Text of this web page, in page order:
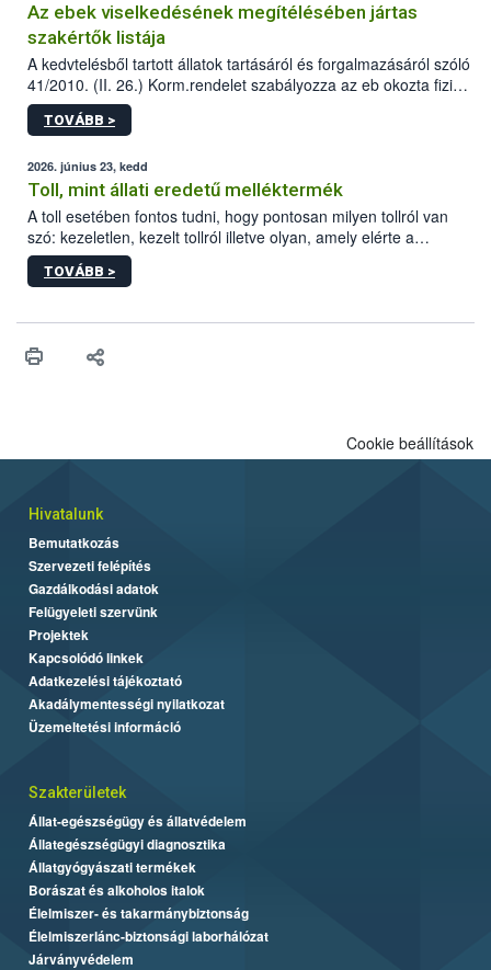
Az ebek viselkedésének megítélésében jártas
szakértők listája
A kedvtelésből tartott állatok tartásáról és forgalmazásáról szóló
41/2010. (II. 26.) Korm.rendelet szabályozza az eb okozta fizikai
sérülés, illetve ennek veszélye keletkezésekor felmerülő
hatósági feladatokat, valamint a veszélyes eb tartását és annak
vonni az ebek viselkedésének megítélésében jártas szakértőt.
TOVÁBB >
2026. június 23, kedd
Toll, mint állati eredetű melléktermék
A toll esetében fontos tudni, hogy pontosan milyen tollról van
szó: kezeletlen, kezelt tollról illetve olyan, amely elérte a
„végpontját”.
TOVÁBB >
Cookie beállítások
Hivatalunk
Bemutatkozás
Szervezeti felépítés
Gazdálkodási adatok
Felügyeleti szervünk
Projektek
Kapcsolódó linkek
Adatkezelési tájékoztató
Akadálymentességi nyilatkozat
Üzemeltetési információ
Szakterületek
Állat-egészségügy és állatvédelem
Állategészségügyi diagnosztika
Állatgyógyászati termékek
Borászat és alkoholos italok
Élelmiszer- és takarmánybiztonság
Élelmiszerlánc-biztonsági laborhálózat
Járványvédelem